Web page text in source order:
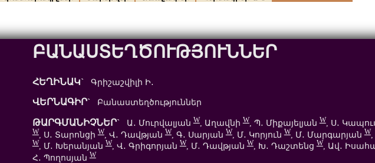
ԲԱՆԱՍՏԵՂԾՈՒԹՅՈՒՆՆԵՐ
ՀԵՂԻՆԱԿ` Գրիշաշվիլի Ի․
ՎԵՐՆԱԳԻՐ` Բանաստեղծություններ
ԹԱՐԳՄԱՆԻՉՆԵՐ` Ա․ ՄուրվալյանW, ԱղավնիW, Պ․ ՄիքայելյանW, Ս․
W, Ս․ ՏարոնցիW, Վ․ ԴավթյանW, Գ․ ՍարյանW, Մ․ ԿորյունW, Մ․ ՄարգարյանW,
W, Մ․ ԽերանյանW, Վ․ ԳրիգորյանW, Մ․ ԴավթյանW, Խ․ ԴաշտենցW, Ավ․
Հ․ ՊողոսյանW